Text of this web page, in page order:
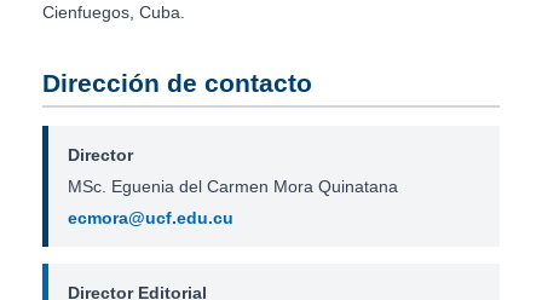
Cienfuegos, Cuba.
Dirección de contacto
Director
MSc. Eguenia del Carmen Mora Quinatana
ecmora@ucf.edu.cu
Director Editorial